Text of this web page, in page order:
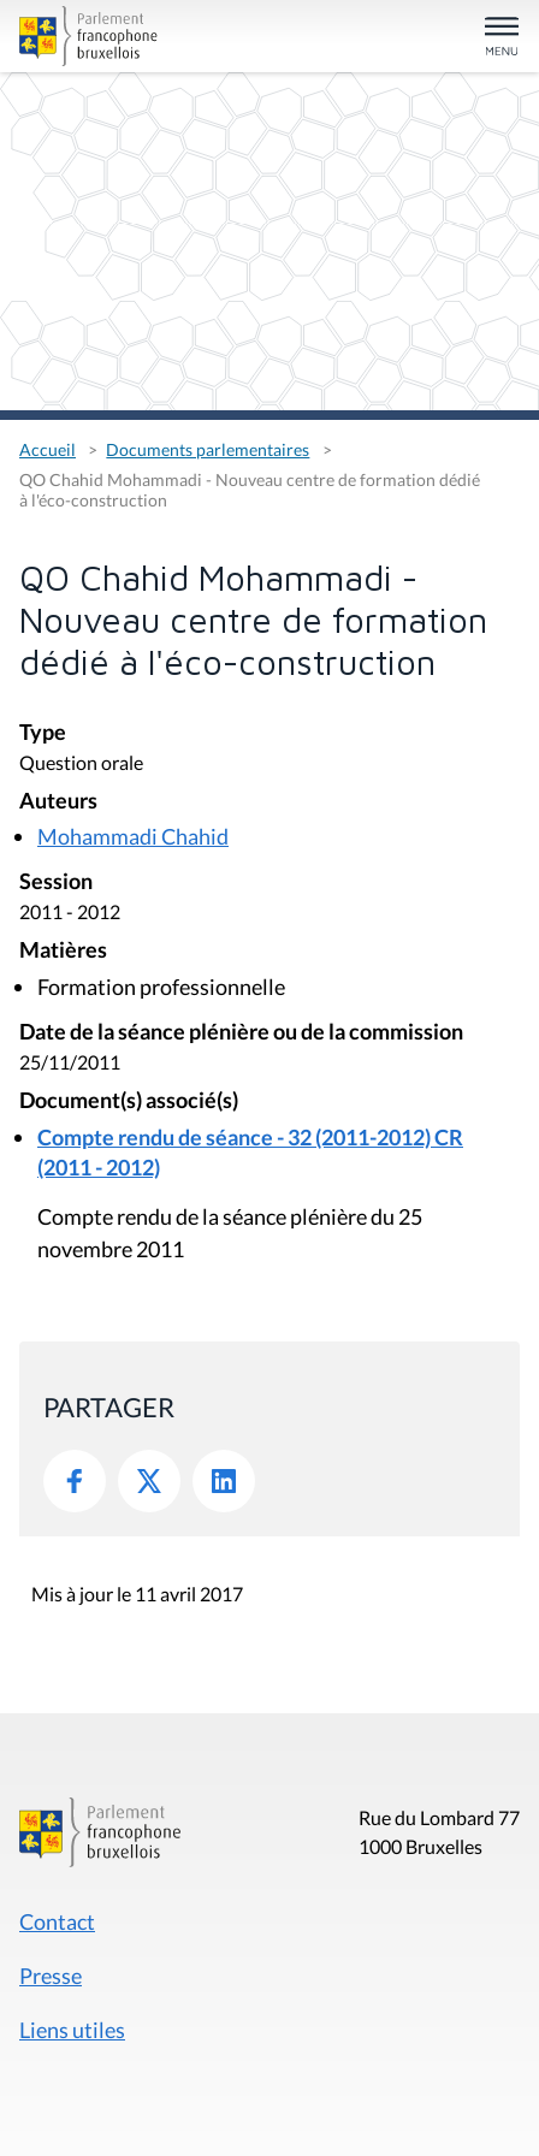
Accueil
Documents parlementaires
QO Chahid Mohammadi - Nouveau centre de formation dédié
à l'éco-construction
QO Chahid Mohammadi -
Nouveau centre de formation
dédié à l'éco-construction
Type
Question orale
Auteurs
Mohammadi Chahid
Session
2011 - 2012
Matières
Formation professionnelle
Date de la séance plénière ou de la commission
25/11/2011
Document(s) associé(s)
Compte rendu de séance - 32 (2011-2012) CR
(2011 - 2012)
Compte rendu de la séance plénière du 25
novembre 2011
PARTAGER
Mis à jour le 11 avril 2017
Rue du Lombard 77
1000 Bruxelles
Contact
Presse
Liens utiles